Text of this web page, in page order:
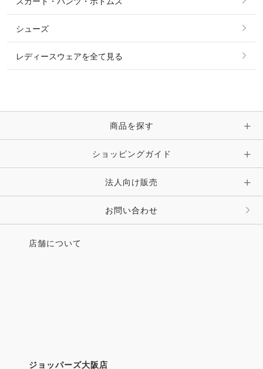
ベルト
時計・財布・キーケース・革小物
キーホルダー・チャーム・ストラップ
その他 ファッション雑貨
リング
ピアス・イヤリング
ピン・ブローチ・コサージュ
その他 アクセサリー
シューズ
レディースウェアを全て見る
商品を探す
ショッピングガイド
法人向け販売
お問い合わせ
店舗について
ジョッパーズ大阪店